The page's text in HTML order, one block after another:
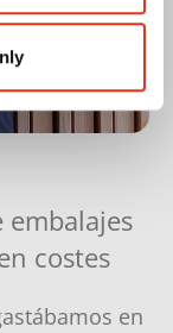
embalajes
costes
en